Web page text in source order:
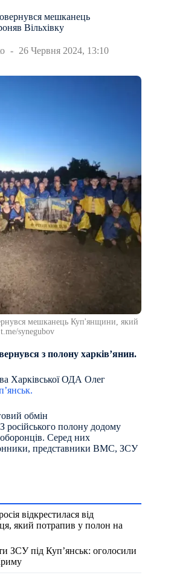
мешканець
Вільхівку
26 Червня 2024, 13:10
мешканець Куп'янщини, який
synegubov
з полону харків’янин.
Харківської ОДА Олег
обмін
російського полону додому
Серед них
представники ВМС, ЗСУ
відкрестилася від
який потрапив у полон на
ЗСУ під Куп’янськ: оголосили